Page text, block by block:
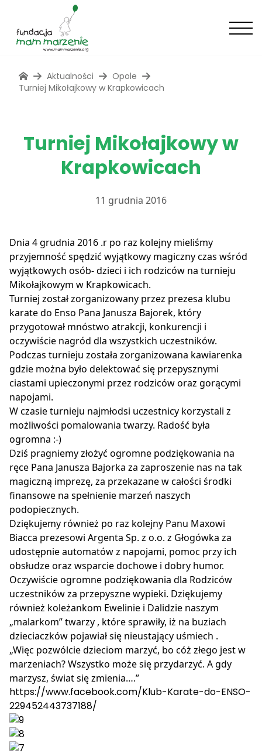
Aktualności
Opole
Turniej Mikołajkowy w Krapkowicach
Turniej Mikołajkowy w
Krapkowicach
11 grudnia 2016
Dnia 4 grudnia 2016 .r po raz kolejny mieliśmy
przyjemność spędzić wyjątkowy magiczny czas wśród
wyjątkowych osób- dzieci i ich rodziców na turnieju
Mikołajkowym w Krapkowicach.
Turniej został zorganizowany przez prezesa klubu
karate do Enso Pana Janusza Bajorek, który
przygotował mnóstwo atrakcji, konkurencji i
oczywiście nagród dla wszystkich uczestników.
Podczas turnieju została zorganizowana kawiarenka
gdzie można było delektować się przepysznymi
ciastami upieczonymi przez rodziców oraz gorącymi
napojami.
W czasie turnieju najmłodsi uczestnicy korzystali z
możliwości pomalowania twarzy. Radość była
ogromna :-)
Dziś pragniemy złożyć ogromne podziękowania na
ręce Pana Janusza Bajorka za zaproszenie nas na tak
magiczną imprezę, za przekazane w całości środki
finansowe na spełnienie marzeń naszych
podopiecznych.
Dziękujemy również po raz kolejny Panu Maxowi
Biacca prezesowi Argenta Sp. z o.o. z Głogówka za
udostępnie automatów z napojami, pomoc przy ich
obsłudze oraz wsparcie dochowe i dobry humor.
Oczywiście ogromne podziękowania dla Rodziców
uczestników za przepyszne wypieki. Dziękujemy
również koleżankom Ewelinie i Dalidzie naszym
„malarkom” twarzy , które sprawiły, iż na buziach
dzieciaczków pojawiał się nieustający uśmiech .
„Więc pozwólcie dzieciom marzyć, bo cóż złego jest w
marzeniach? Wszystko może się przydarzyć. A gdy
marzysz, świat się zmienia….”
https://www.facebook.com/Klub-Karate-do-ENSO-
229452443737188/